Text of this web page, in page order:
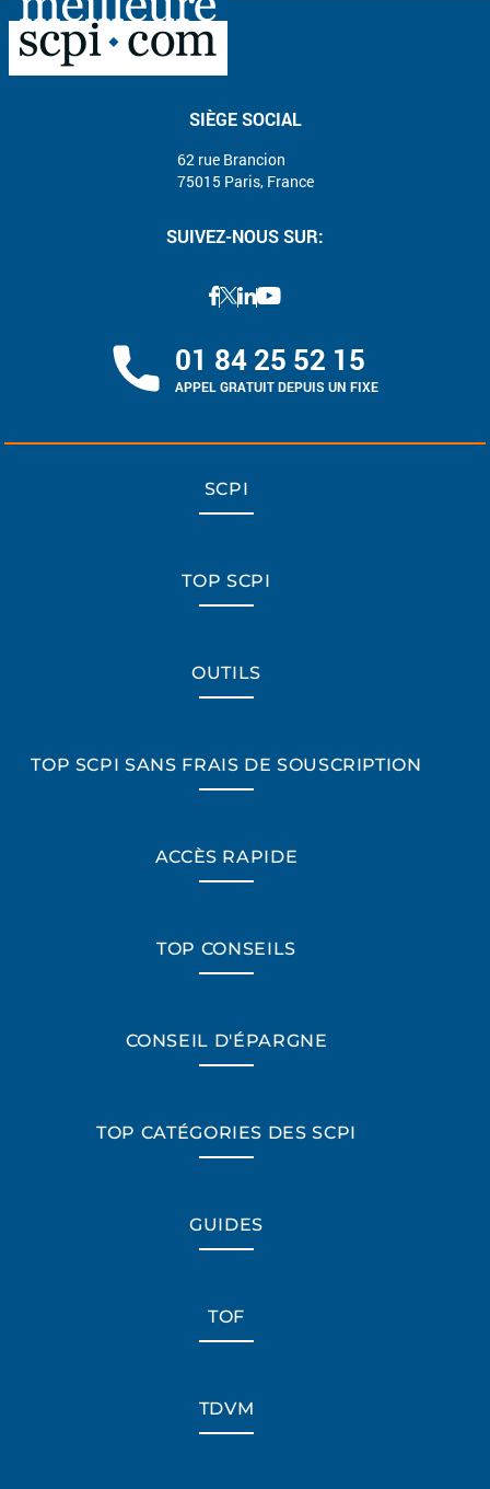
SIÈGE SOCIAL
62 rue Brancion
75015 Paris, France
SUIVEZ-NOUS SUR:
01 84 25 52 15
APPEL GRATUIT DEPUIS UN FIXE
SCPI
TOP SCPI
OUTILS
TOP SCPI SANS FRAIS DE SOUSCRIPTION
ACCÈS RAPIDE
TOP CONSEILS
CONSEIL D'ÉPARGNE
TOP CATÉGORIES DES SCPI
GUIDES
TOF
TDVM